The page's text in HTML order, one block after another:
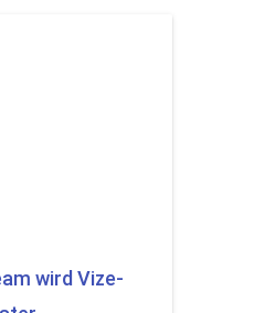
wird Vize-